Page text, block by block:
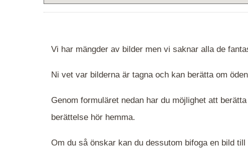
Vi har mängder av bilder men vi saknar alla de
Ni vet var bilderna är tagna och kan berätta om
Genom formuläret nedan har du möjlighet att
berättelse hör hemma.
Om du så önskar kan du dessutom bifoga en bild